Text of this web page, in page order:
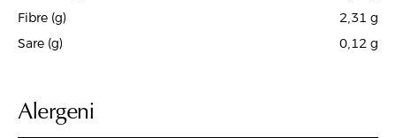
Fibre (g)
2,31 g
Sare (g)
0,12 g
Alergeni